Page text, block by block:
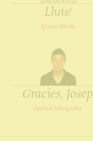
Lluís!
Ignasi Revés
Gràcies, Josep
Bernat Morgades